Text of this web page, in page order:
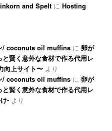
and Spelt にHosting
/ coconuts oil muffins に 卵が
賢く意外な食材で作る代用レ
向上サイト〜 より
/ coconuts oil muffins に 卵が
賢く意外な食材で作る代用レ
- より